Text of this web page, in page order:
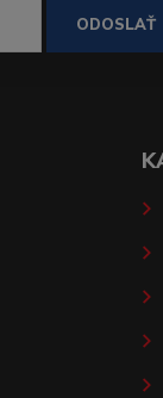
ODOSLAŤ